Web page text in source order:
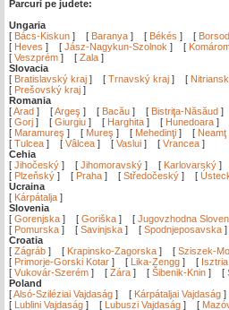
Parcuri pe judete:
Ungaria
[ Bács-Kiskun ] [ Baranya ] [ Békés ] [
[ Heves ] [ Jász-Nagykun-Szolnok ] [
[ Veszprém ] [ Zala ]
Slovacia
[ Bratislavský kraj ] [ Trnavský kraj ] [
[ Prešovský kraj ]
Romania
[Arad ] [Argeş ] [ Bacău ] [ Bistriţa-Năsăud ]
[ Gorj ] [ Giurgiu ] [ Harghita ] [ Hunedoara ]
[ Maramureş ] [ Mureş ] [ Mehedinţi ] [ Neamţ
[ Tulcea ] [ Vâlcea ] [ Vaslui ] [ Vrancea ]
Cehia
[ Jihočeský ] [ Jihomoravský ] [ Karlovarský ]
[ Plzeňský ] [ Praha ] [ Středočeský ] [
Ucraina
[ Kárpátalja ]
Slovenia
[ Gorenjska ] [ Goriška ] [ Jugovzhodna
[ Pomurska ] [ Savinjska ] [ Spodnjeposavska ]
Croatia
[ Zágráb ] [ Krapinsko-Zagorska ] [ Sziszek-
[ Primorje-Gorski Kotar ] [ Lika-Zengg ] [ Isztria
[ Vukovár-Szerém ] [ Zára ] [ Šibenik-Knin ] [
Poland
[Alsó-Sziléziai Vajdaság ] [ Kárpátaljai Vajdaság ]
[ Lublini Vajdaság ] [ Lubuszi Vajdaság ] [